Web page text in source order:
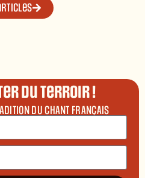
du terroir !
DU CHANT FRANÇAIS